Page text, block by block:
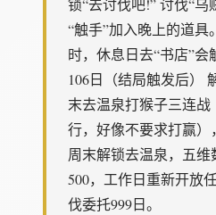
锁“去讨伐吧!” 讨伐“乌
“触手”加入晚上的道具
时，休息日去“书店”会
106日（结局触发后）
末去温泉打猴子三连
行，好像不要求打赢
周末解锁去温泉，五维
500，工作日重新开放
伐委托999日。